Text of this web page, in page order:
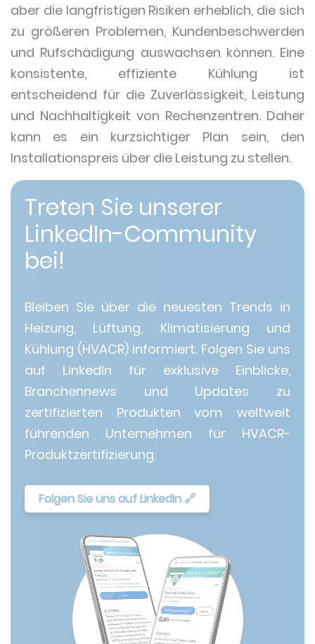
aber die langfristigen Risiken erheblich, die sich
zu größeren Problemen, Kundenbeschwerden
und Rufschädigung auswachsen können. Eine
konsistente, effiziente Kühlung ist
entscheidend für die Zuverlässigkeit, Leistung
und Nachhaltigkeit von Rechenzentren. Daher
kann es ein kurzsichtiger Plan sein, den
Installationspreis über die Leistung zu stellen.
Treten Sie unserer
LinkedIn-Community
bei!
Bleiben Sie über die neuesten Trends in
Heizung, Lüftung, Klimatisierung und
Kühlung (HVACR) informiert. Folgen Sie uns
auf LinkedIn für exklusive Einblicke,
Branchennews und Updates zu
zertifizierten Produkten vom weltweit
führenden Unternehmen für HVACR-
Produktzertifizierung.
Folgen Sie uns auf LinkedIn 🔗